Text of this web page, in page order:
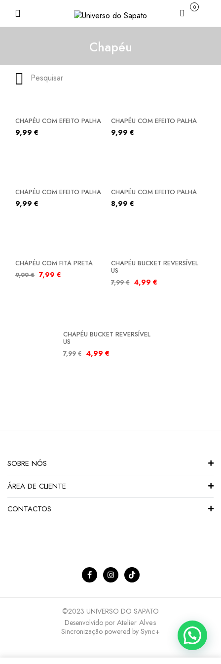
Carrinho
0
Chapéu
Pesquisar
CHAPÉU COM EFEITO PALHA
9,99 €
CHAPÉU COM EFEITO PALHA
9,99 €
CHAPÉU COM EFEITO PALHA
9,99 €
CHAPÉU COM EFEITO PALHA
8,99 €
CHAPÉU COM FITA PRETA
9,99€ 7,99 €
CHAPÉU BUCKET REVERSÍVEL
US
7,99€ 4,99 €
CHAPÉU BUCKET REVERSÍVEL
US
7,99€ 4,99 €
SOBRE NÓS
ÁREA DE CLIENTE
CONTACTOS
©2023 UNIVERSO DO SAPATO
Desenvolvido por Atelier Alves
Sincronização powered by Sync+